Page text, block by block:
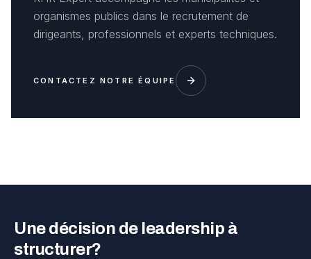
organismes publics dans le recrutement de
dirigeants, professionnels et experts techniques.
CONTACTEZ NOTRE ÉQUIPE
Une décision de leadership à
structurer?